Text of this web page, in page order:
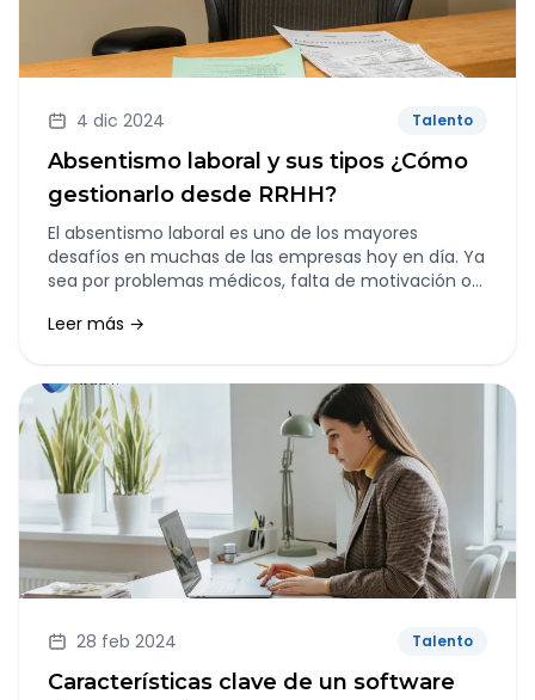
4 dic 2024 Talento
Absentismo laboral y sus tipos ¿Cómo
gestionarlo desde RRHH?
El absentismo laboral es uno de los mayores
desafíos en muchas de las empresas hoy en día. Ya
sea por problemas médicos, falta de motivación o
trabajadores que no acuden a su puesto laboral
puede tener un impacto negativo en el ambiente
laboral y en los costes operativos.
Leer más →
28 feb 2024 Talento
Características clave de un software